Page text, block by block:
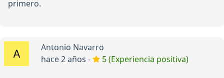
primero.
Antonio Navarro
hace 2 años -
5 (Experiencia positiva)